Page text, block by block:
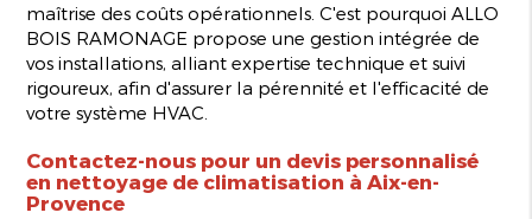
maîtrise des coûts opérationnels. C'est pourquoi ALLO
BOIS RAMONAGE propose une gestion intégrée de
vos installations, alliant expertise technique et suivi
rigoureux, afin d'assurer la pérennité et l'efficacité de
votre système HVAC.
Contactez-nous pour un devis personnalisé
en nettoyage de climatisation à Aix-en-
Provence